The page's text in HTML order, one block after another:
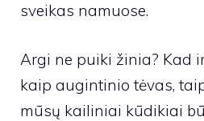
sveikas namuose.
Argi ne puiki žinia? Kad
kaip augintinio tėvas,
mūsų kailiniai kūdikiai